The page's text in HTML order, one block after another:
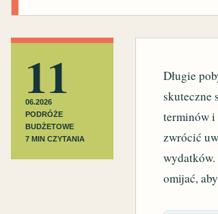
11
06.2026
PODRÓŻE
BUDŻETOWE
7 MIN CZYTANIA
Długie
skuteczne
terminów i
zwrócić
omijać,